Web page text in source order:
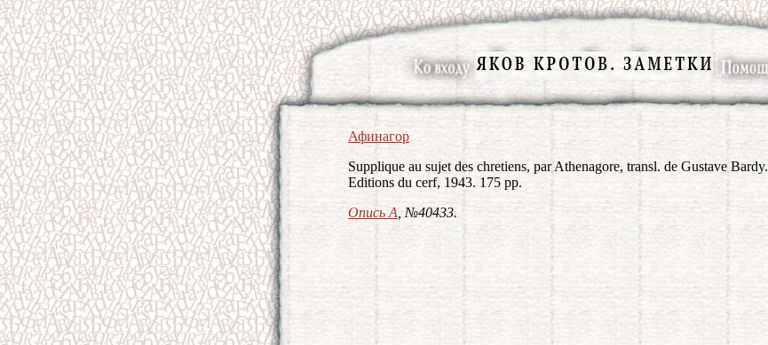
Афинагор
Supplique au sujet des chretiens, par Athenagore, transl. de Gustave Bardy.
Editions du cerf, 1943. 175 pp.
Опись А , №40433.